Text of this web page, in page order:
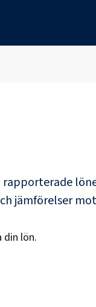
jämförelser
din lön.